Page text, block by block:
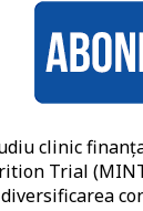
clinic
Trial